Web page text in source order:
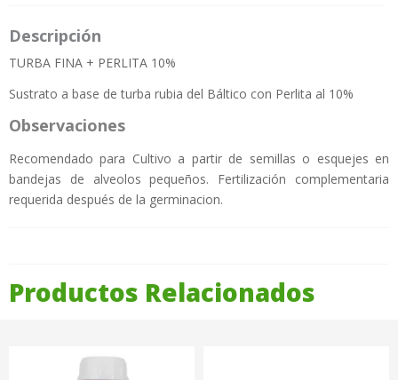
Descripción
TURBA FINA + PERLITA 10%
Sustrato a base de turba rubia del Báltico con Perlita al 10%
Observaciones
Recomendado para Cultivo a partir de semillas o esquejes en
bandejas de alveolos pequeños. Fertilización complementaria
requerida después de la germinacion.
Productos Relacionados